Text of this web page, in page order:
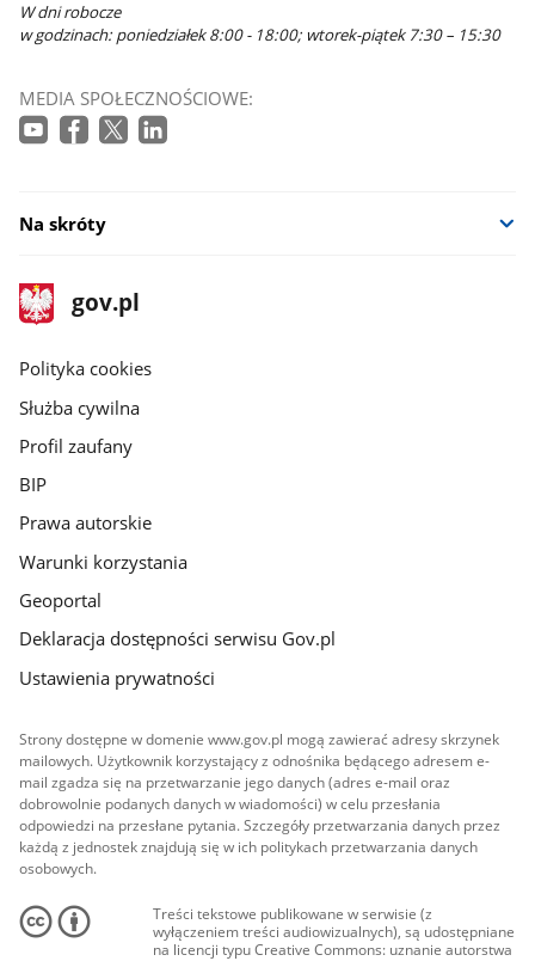
W dni robocze
w godzinach: poniedziałek 8:00 - 18:00; wtorek-piątek 7:30 – 15:30
MEDIA SPOŁECZNOŚCIOWE:
Na skróty
stopka
gov.pl
Strona
gov.pl
gov.pl
Polityka cookies
Służba cywilna
Profil zaufany
BIP
Prawa autorskie
Warunki korzystania
Geoportal
Deklaracja dostępności serwisu Gov.pl
Ustawienia prywatności
Strony dostępne w domenie www.gov.pl mogą zawierać adresy skrzynek
mailowych. Użytkownik korzystający z odnośnika będącego adresem e-
mail zgadza się na przetwarzanie jego danych (adres e-mail oraz
dobrowolnie podanych danych w wiadomości) w celu przesłania
odpowiedzi na przesłane pytania. Szczegóły przetwarzania danych przez
każdą z jednostek znajdują się w ich politykach przetwarzania danych
osobowych.
Treści tekstowe publikowane w serwisie (z
wyłączeniem treści audiowizualnych), są udostępniane
na licencji typu Creative Commons: uznanie autorstwa